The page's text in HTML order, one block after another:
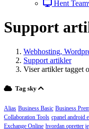
Hent
Support
Webhosting,
Support artikler
Viser artikler tagget
Tag sky
Alias Business Basic Business
Collaboration Tools cpanel android
Exchange Online hvordan opretter